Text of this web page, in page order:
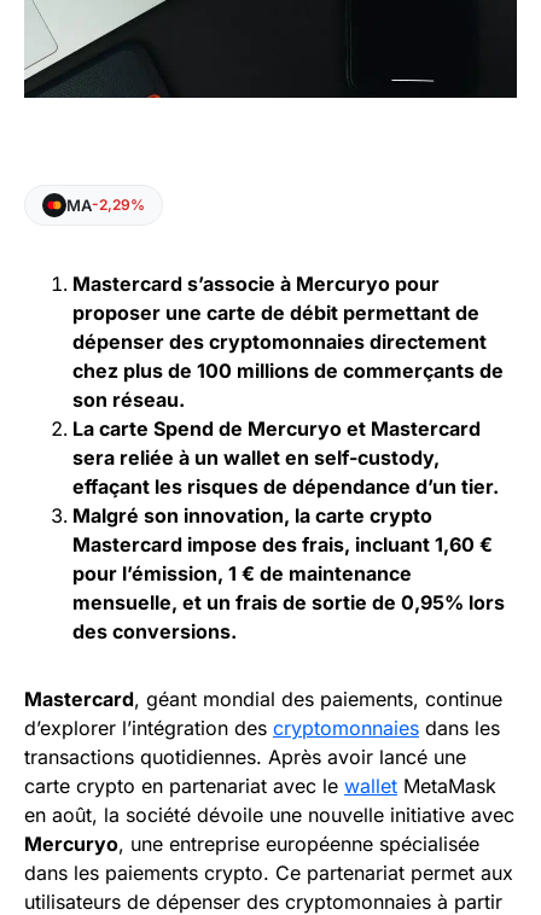
MA-2,29%
Mastercard s’associe à Mercuryo pour
proposer une carte de débit permettant de
dépenser des cryptomonnaies directement
chez plus de 100 millions de commerçants de
son réseau.
La carte Spend de Mercuryo et Mastercard
sera reliée à un wallet en self-custody,
effaçant les risques de dépendance d’un tier.
Malgré son innovation, la carte crypto
Mastercard impose des frais, incluant 1,60 €
pour l’émission, 1 € de maintenance
mensuelle, et un frais de sortie de 0,95% lors
des conversions.
Mastercard, géant mondial des paiements, continue
d’explorer l’intégration des cryptomonnaies dans les
transactions quotidiennes. Après avoir lancé une
carte crypto en partenariat avec le wallet MetaMask
en août, la société dévoile une nouvelle initiative avec
Mercuryo, une entreprise européenne spécialisée
dans les paiements crypto. Ce partenariat permet aux
utilisateurs de dépenser des cryptomonnaies à partir